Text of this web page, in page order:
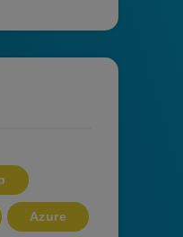
Azure